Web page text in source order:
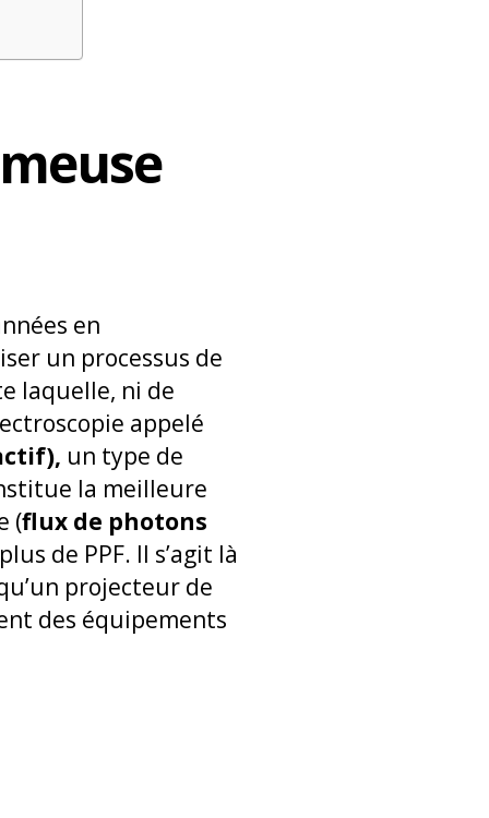
en
un processus de
laquelle, ni de
appelé
un type de
la meilleure
(flux de photons
de PPF. Il s’agit là
projecteur de
des équipements